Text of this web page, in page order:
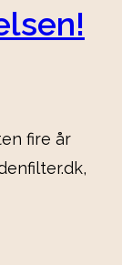
fire år